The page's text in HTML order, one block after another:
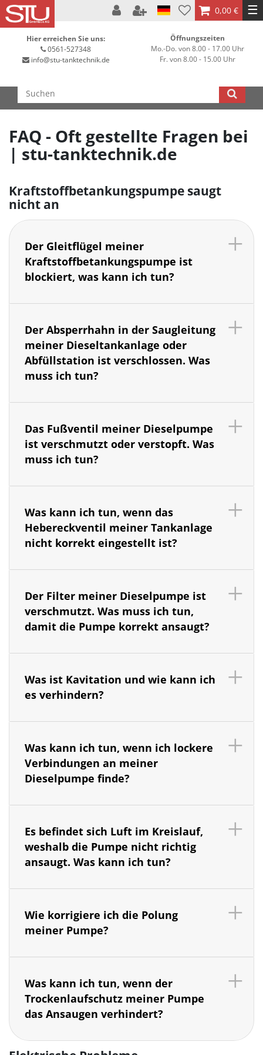
0,00 € ☰
Hier erreichen Sie uns:
0561-527348
info@stu-tanktechnik.de
Öffnungszeiten
Mo.-Do. von 8.00 - 17.00 Uhr
Fr. von 8.00 - 15.00 Uhr
FAQ - Oft gestellte Fragen bei
| stu-tanktechnik.de
Kraftstoffbetankungspumpe saugt
nicht an
Der Gleitflügel meiner
Kraftstoffbetankungspumpe ist
blockiert, was kann ich tun?
Der Absperrhahn in der Saugleitung
meiner Dieseltankanlage oder
Abfüllstation ist verschlossen. Was
muss ich tun?
Das Fußventil meiner Dieselpumpe
ist verschmutzt oder verstopft. Was
muss ich tun?
Was kann ich tun, wenn das
Hebereckventil meiner Tankanlage
nicht korrekt eingestellt ist?
Der Filter meiner Dieselpumpe ist
verschmutzt. Was muss ich tun,
damit die Pumpe korrekt ansaugt?
Was ist Kavitation und wie kann ich
es verhindern?
Was kann ich tun, wenn ich lockere
Verbindungen an meiner
Dieselpumpe finde?
Es befindet sich Luft im Kreislauf,
weshalb die Pumpe nicht richtig
ansaugt. Was kann ich tun?
Wie korrigiere ich die Polung
meiner Pumpe?
Was kann ich tun, wenn der
Trockenlaufschutz meiner Pumpe
das Ansaugen verhindert?